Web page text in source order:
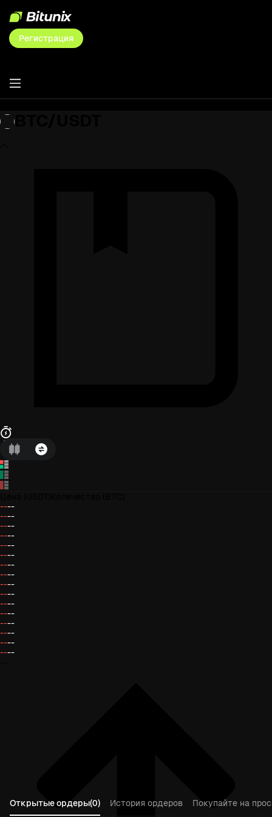
Регистрация
----
----
----
----
----
----
----
----
----
----
----
----
----
----
----
----
Открытые ордеры(0) История ордеров
Покупайте на